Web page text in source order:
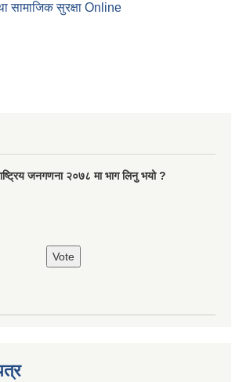
सामाजिक सुरक्षा Online
जनगणना २०७८ मा भाग लिनु भयो ?